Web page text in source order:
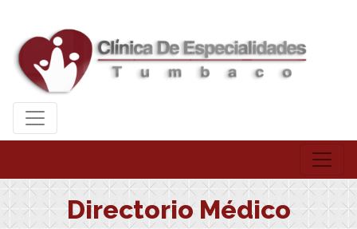
Directorio Médico